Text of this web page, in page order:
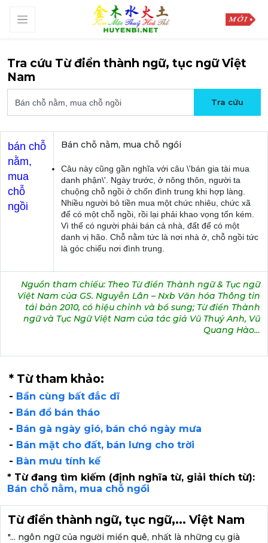
Tra cứu Từ điển thành ngữ, tục ngữ Việt
Nam
bán chỗ
nằm,
mua
chỗ
ngồi
Bán chỗ nằm, mua chỗ ngồi
Câu này cũng gần nghĩa với câu \'bán gia tài mua
danh phận\'. Ngày trước, ở nông thôn, người ta
chuộng chỗ ngồi ở chốn đình trung khi hợp làng.
Nhiều người bỏ tiền mua một chức nhiêu, chức xã
để có một chỗ ngồi, rồi lại phải khao vọng tốn kém.
Vì thế có người phải bán cả nhà, đất để có một
danh vị hão. Chỗ nằm tức là nơi nhà ở, chỗ ngồi tức
là góc chiếu nơi đình trung.
Nguồn tham chiếu: Theo Từ điển Thành ngữ & Tục ngữ
Việt Nam của GS. Nguyễn Lân – Nxb Văn hóa Thông tin
tái bản 2010, có hiệu chỉnh và bổ sung; Từ điển Thành
ngữ và Tục Ngữ Việt Nam của tác giả Vũ Thuý Anh, Vũ
Quang Hào…
* Từ tham khảo:
- Bần cùng bất đắc dĩ
- Bán đổ bán tháo
- Bán gà ngày gió, bán chó ngày mưa
- Bán mặt cho đất, bán lưng cho trời
- Bàn mưu tính kế
* Từ đang tìm kiếm (định nghĩa từ, giải thích từ):
Bán chỗ nằm, mua chỗ ngồi
Từ điển thành ngữ, tục ngữ,... Việt Nam
"... ngôn ngữ của người miền quê, nhất là những cụ già